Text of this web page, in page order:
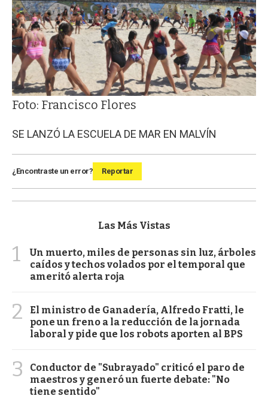
Foto: Francisco Flores
SE LANZÓ LA ESCUELA DE MAR EN MALVÍN
¿Encontraste un error? Reportar
Las Más Vistas
1
Un muerto, miles de personas sin luz, árboles
caídos y techos volados por el temporal que
ameritó alerta roja
2
El ministro de Ganadería, Alfredo Fratti, le
pone un freno a la reducción de la jornada
laboral y pide que los robots aporten al BPS
3
Conductor de "Subrayado" criticó el paro de
maestros y generó un fuerte debate: "No
tiene sentido"